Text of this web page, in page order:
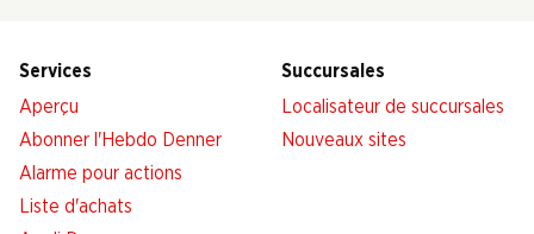
Services
Aperçu
Abonner l'Hebdo Denner
Alarme pour actions
Liste d'achats
Succursales
Localisateur de succursales
Nouveaux sites